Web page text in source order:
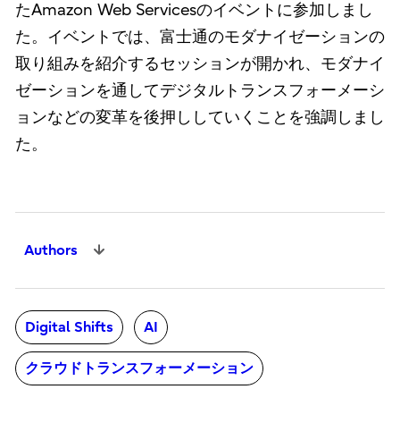
たAmazon Web Servicesのイベントに参加しまし
た。イベントでは、富士通のモダナイゼーションの
取り組みを紹介するセッションが開かれ、モダナイ
ゼーションを通してデジタルトランスフォーメーシ
ョンなどの変革を後押ししていくことを強調しまし
た。
Authors
Digital Shifts AI
クラウドトランスフォーメーション